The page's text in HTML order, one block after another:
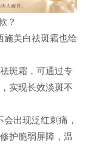
？
施美白祛斑霜也给
斑霜，可通过专
实现长效淡斑不
出现泛红刺痛，
护脆弱屏障，温